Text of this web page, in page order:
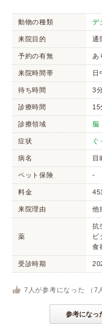
動物の種類 デ
来院目的 通
予約の有無 あ
来院時間帯 日
待ち時間 3
診療時間 15
診療領域 脳
症状 ぐ
病名 目
ペット保険 -
料金
来院理由 他
薬
抗
ビ
食
受診時期
7 人が参考になった （ 7
参考になっ